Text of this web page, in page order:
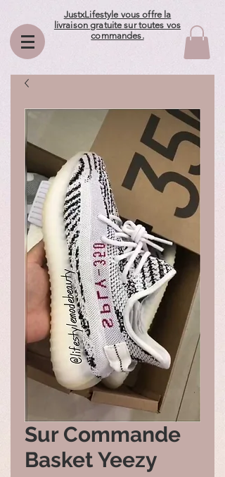
JustxLifestyle vous offre la
livraison gratuite sur toutes vos
commandes.
Sur Commande
Basket Yeezy